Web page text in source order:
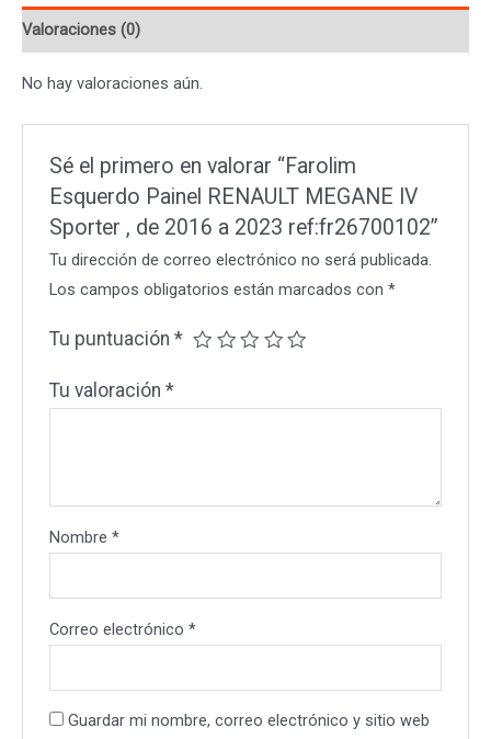
Sporter
de
2016
2023
ref:fr26700102
cantidad
Valoraciones (0)
No hay valoraciones aún.
Sé el primero en valorar “Farolim
Esquerdo Painel RENAULT MEGANE IV
Sporter , de 2016 a 2023 ref:fr26700102”
Tu dirección de correo electrónico no será publicada.
Los campos obligatorios están marcados con*
Tu puntuación*
Tu valoración*
Nombre*
Correo electrónico*
Guardar mi nombre, correo electrónico y sitio web